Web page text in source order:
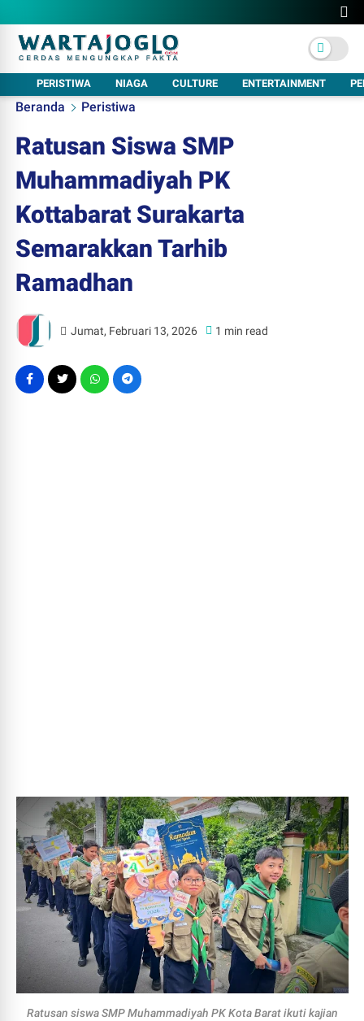
PERISTIWA NIAGA CULTURE ENTERTAINMENT
Beranda Peristiwa
Ratusan Siswa SMP
Muhammadiyah PK
Kottabarat Surakarta
Semarakkan Tarhib
Ramadhan
Jumat, Februari 13, 2026 1 min read
Ratusan siswa SMP Muhammadiyah PK Kota Barat ikuti kajian